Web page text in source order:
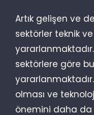
Artık gelişen ve
sektörler teknik
sektörlere göre
olması ve
önemini daha da